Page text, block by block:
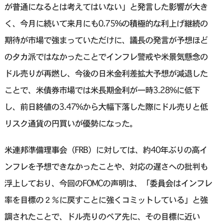
が普通になるとは考えてはいない」と発言した影響が大き
く、今月に続いて来月にも0.75%の積極的な利上げ継続の
期待が市場で強まっていただけに、議長の発言が予想ほど
のタカ派ではなかったことでインフレ警戒や米景気懸念の
ドル売りが再燃し、今後の日米金利差拡大予想が減退した
ことで、米債券市場では米長期金利が一時3.28%に低下
し、前日終値の3.47%から大幅下落した際にドル売りと低
リスク通貨の円買いが優勢になった。
米連邦準備理事会（FRB）に対しては、約40年ぶりの高イ
ンフレを予想できなかったことや、対応の遅さへの批判も
浮上しており、今回のFOMCの声明は、「委員会はインフレ
率を目標の２％に戻すことに強くコミットしている」と強
調されたことで、ドル売りのペア先に、その目標に近い